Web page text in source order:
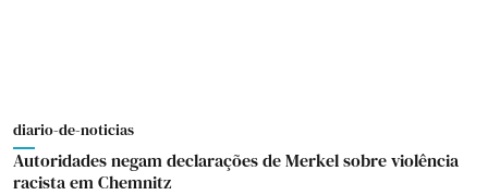
diario-de-noticias
Autoridades negam declarações de Merkel sobre violência
racista em Chemnitz